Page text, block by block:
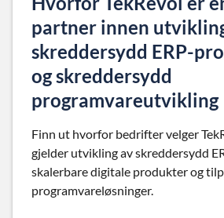
partner innen
skreddersydd ERP-
og skreddersydd
programvareutvikling
Finn ut hvorfor bedrifter velger
gjelder utvikling av skreddersydd
skalerbare digitale produkter og
programvareløsninger.